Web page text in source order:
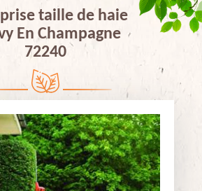
taille de haie
En Champagne
72240